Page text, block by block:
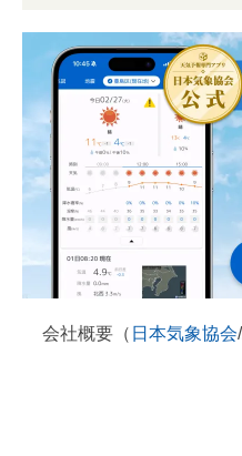
会社概要（ 日本気象協会/